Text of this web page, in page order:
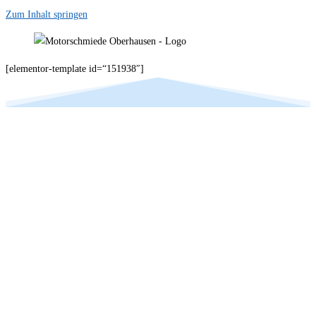
Zum Inhalt springen
[elementor-template id=“151938″]